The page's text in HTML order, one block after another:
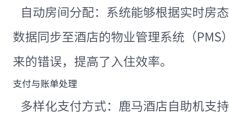
自动房间分配：系统能够根据实时房
数据同步至酒店的物业管理系统（PMS
来的错误，提高了入住效率。
支付与账单处理
多样化支付方式：鹿马酒店自助机支